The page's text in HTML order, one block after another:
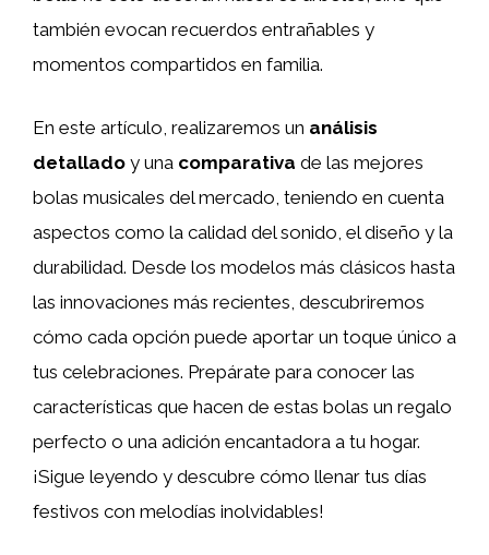
también evocan recuerdos entrañables y
momentos compartidos en familia.
En este artículo, realizaremos un análisis
detallado y una comparativa de las mejores
bolas musicales del mercado, teniendo en cuenta
aspectos como la calidad del sonido, el diseño y la
durabilidad. Desde los modelos más clásicos hasta
las innovaciones más recientes, descubriremos
cómo cada opción puede aportar un toque único a
tus celebraciones. Prepárate para conocer las
características que hacen de estas bolas un regalo
perfecto o una adición encantadora a tu hogar.
¡Sigue leyendo y descubre cómo llenar tus días
festivos con melodías inolvidables!